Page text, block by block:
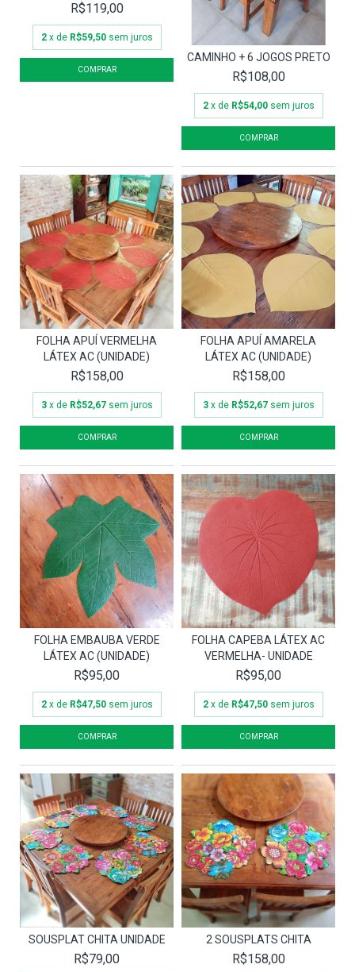
R$119,00
2 x de R$59,50 sem juros
CAMINHO + 6 JOGOS PRETO
R$108,00
2 x de R$54,00 sem juros
FOLHA APUÍ VERMELHA
LÁTEX AC (UNIDADE)
R$158,00
3 x de R$52,67 sem juros
FOLHA APUÍ AMARELA
LÁTEX AC (UNIDADE)
R$158,00
3 x de R$52,67 sem juros
FOLHA EMBAUBA VERDE
LÁTEX AC (UNIDADE)
R$95,00
2 x de R$47,50 sem juros
FOLHA CAPEBA LÁTEX AC
VERMELHA- UNIDADE
R$95,00
2 x de R$47,50 sem juros
SOUSPLAT CHITA UNIDADE
R$79,00
2 SOUSPLATS CHITA
R$158,00